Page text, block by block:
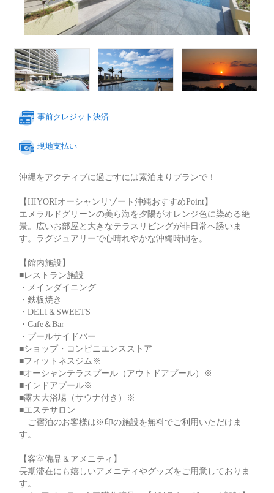
事前クレジット決済
現地支払い
沖縄をアクティブに過ごすには素泊まりプランで！
【HIYORIオーシャンリゾート沖縄おすすめPoint】
エメラルドグリーンの美ら海を夕陽がオレンジ色に染める絶
景。広いお部屋と大きなテラスリビングが非日常へ誘いま
す。ラグジュアリーで心晴れやかな沖縄時間を。
【館内施設】
■レストラン施設
・メインダイニング
・鉄板焼き
・DELI＆SWEETS
・Cafe＆Bar
・プールサイドバー
■ショップ・コンビニエンスストア
■フィットネスジム※
■オーシャンテラスプール（アウトドアプール）※
■インドアプール※
■露天大浴場（サウナ付き）※
■エステサロン
ご宿泊のお客様は※印の施設を無料でご利用いただけま
す。
【客室備品＆アメニティ】
長期滞在にも嬉しいアメニティやグッズをご用意しておりま
す。